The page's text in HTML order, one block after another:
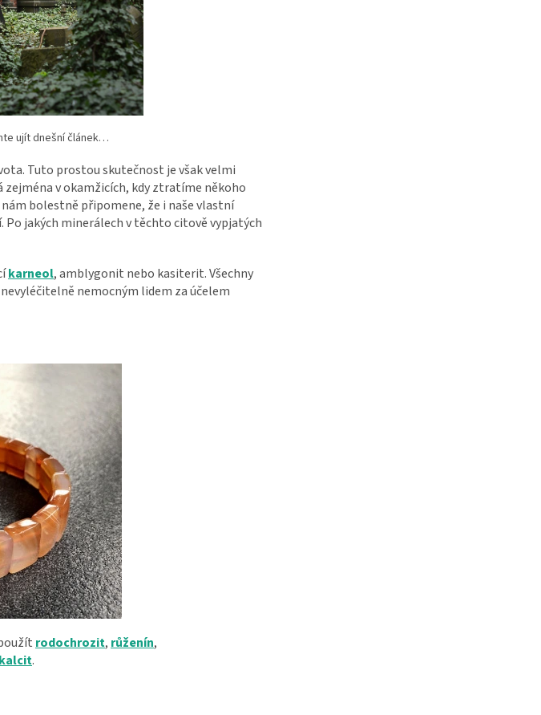
ujít dnešní článek…
Tuto prostou skutečnost je však velmi
v okamžicích, kdy ztratíme někoho
bolestně připomene, že i naše vlastní
Po jakých minerálech v těchto citově vypjatých
karneol, amblygonit nebo kasiterit. Všechny
nemocným lidem za účelem
rodochrozit,růženín,
.